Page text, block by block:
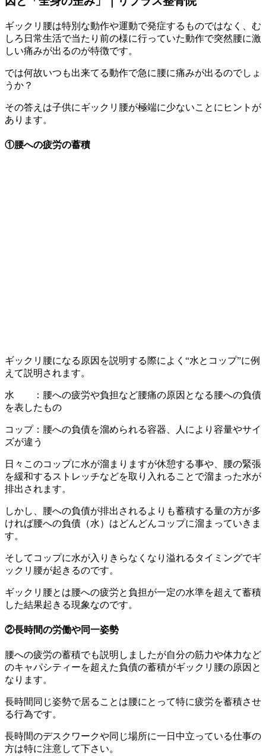
ギックリ腰は特別な動作や運動で発症するものではなく、む
しろ日常生活で当たり前の様に行っていた動作で突然腰に激
しい痛みが出るのが特徴です。
では何故いつも出来てる動作で急に腰に痛みが出るのでしょ
うか？
その答えは子供にギックリ腰が極端に少ないことにヒントが
あります。
①腰への疲労の蓄積
ギックリ腰になる原因を説明する際によく“水とコップ”に例
えて説明されます。
水 ：腰への疲労や負担など腰痛の原因となる腰への負債
を表したもの
コップ：腰への負債を溜められる容器、人により容量やサイ
ズが違う
日々このコップに水が溜まりますが休憩する事や、腰の緊張
を緩和するストレッチなどを取り入れることで溜まった水が
排出されます。
しかし、腰への負債が排出されるよりも蓄積する量の方が多
ければ腰への負債（水）はどんどんコップに溜まっていきま
す。
そしてコップに水が入りきらなくなり溢れるタイミングでギ
ックリ腰が起きるのです。
ギックリ腰とは腰への疲労と負担が一定の水準を超えて蓄積
した結果起きる現象なのです。
②長時間の労働や同一姿勢
腰への疲労の蓄積でも説明しましたが自分の筋力や体力など
のキャパシティーを超えた負債の蓄積がギックリ腰の原因と
なります。
長時間同じ姿勢で居ることは腰にとって特に疲労を蓄積させ
る行為です。
長時間のデスクワークや同じ場所に一日中立っている仕事の
方は特に注意して下さい。